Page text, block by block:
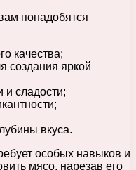
понадобятся
качества;
создания яркой
и сладости;
вкуса.
особых навыков и
мясо, нарезав его